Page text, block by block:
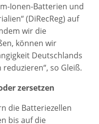
Ionen-Batterien und
(DiRecReg) auf
wir die
können wir
Deutschlands
so Gleiß.
zersetzen
die Batteriezellen
bis auf die